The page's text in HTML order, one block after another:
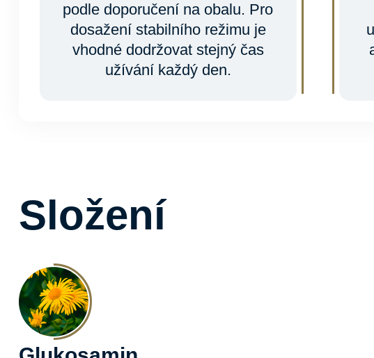
podle doporučení na obalu. Pro
dosažení stabilního režimu je
vhodné dodržovat stejný čas
užívání každý den.
Složení